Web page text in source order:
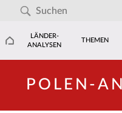
LÄNDER-
ANALYSEN
THEMEN
POLEN-